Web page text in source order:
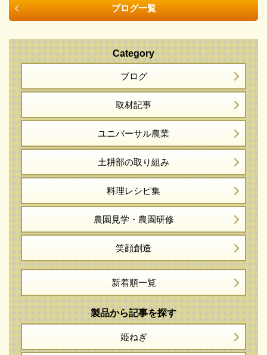
ブログ一覧
Category
ブログ
取材記事
ユニバーサル農業
土耕部の取り組み
料理レシピ集
農園見学・農園研修
笑顔創造
新着順一覧
製品から記事を探す
姫ねぎ